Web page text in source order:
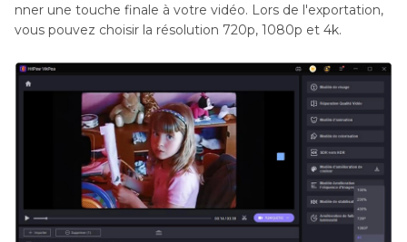
nner une touche finale à votre vidéo. Lors de l'exportation,
vous pouvez choisir la résolution 720p, 1080p et 4k.